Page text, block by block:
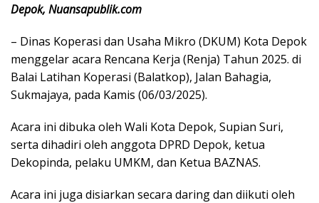
Depok, Nuansapublik.com
– Dinas Koperasi dan Usaha Mikro (DKUM) Kota Depok
menggelar acara Rencana Kerja (Renja) Tahun 2025. di
Balai Latihan Koperasi (Balatkop), Jalan Bahagia,
Sukmajaya, pada Kamis (06/03/2025).
Acara ini dibuka oleh Wali Kota Depok, Supian Suri,
serta dihadiri oleh anggota DPRD Depok, ketua
Dekopinda, pelaku UMKM, dan Ketua BAZNAS.
Acara ini juga disiarkan secara daring dan diikuti oleh